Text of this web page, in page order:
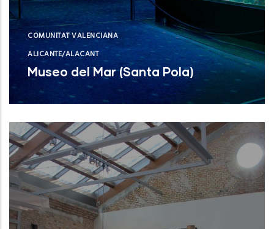
COMUNITAT VALENCIANA
ALICANTE/ALACANT
Museo del Mar (Santa Pola)
Museo del Mar (Santa Pola)NUEVO